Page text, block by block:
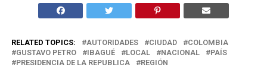
RELATED TOPICS: AUTORIDADES CIUDAD
COLOMBIA
GUSTAVO PETRO
IBAGUÉ LOCAL NACIONAL
PAÍS
PRESIDENCIA DE LA REPUBLICA
REGIÓN